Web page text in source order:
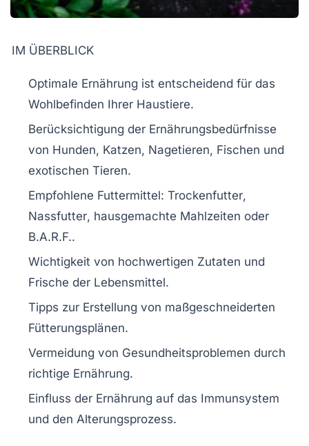
IM ÜBERBLICK
Optimale Ernährung ist entscheidend für das
Wohlbefinden Ihrer Haustiere.
Berücksichtigung der Ernährungsbedürfnisse
von Hunden, Katzen, Nagetieren, Fischen und
exotischen Tieren.
Empfohlene Futtermittel: Trockenfutter,
Nassfutter, hausgemachte Mahlzeiten oder
B.A.R.F..
Wichtigkeit von hochwertigen Zutaten und
Frische der Lebensmittel.
Tipps zur Erstellung von maßgeschneiderten
Fütterungsplänen.
Vermeidung von Gesundheitsproblemen durch
richtige Ernährung.
Einfluss der Ernährung auf das Immunsystem
und den Alterungsprozess.